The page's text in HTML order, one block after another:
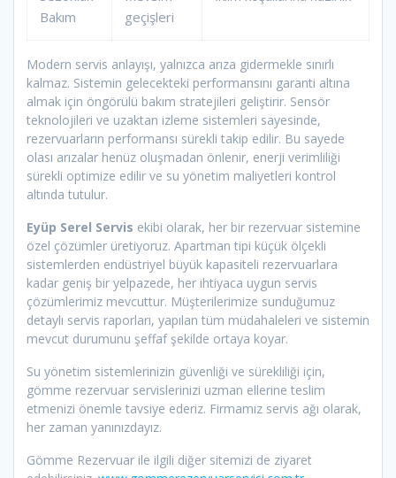
Bakım
geçişleri
Modern servis anlayışı, yalnızca arıza gidermekle sınırlı
kalmaz. Sistemin gelecekteki performansını garanti altına
almak için öngörülü bakım stratejileri geliştirir. Sensör
teknolojileri ve uzaktan izleme sistemleri sayesinde,
rezervuarların performansı sürekli takip edilir. Bu sayede
olası arızalar henüz oluşmadan önlenir, enerji verimliliği
sürekli optimize edilir ve su yönetim maliyetleri kontrol
altında tutulur.
Eyüp Serel Servis ekibi olarak, her bir rezervuar sistemine
özel çözümler üretiyoruz. Apartman tipi küçük ölçekli
sistemlerden endüstriyel büyük kapasiteli rezervuarlara
kadar geniş bir yelpazede, her ihtiyaca uygun servis
çözümlerimiz mevcuttur. Müşterilerimize sunduğumuz
detaylı servis raporları, yapılan tüm müdahaleleri ve sistemin
mevcut durumunu şeffaf şekilde ortaya koyar.
Su yönetim sistemlerinizin güvenliği ve sürekliliği için,
gömme rezervuar servislerinizi uzman ellerine teslim
etmenizi önemle tavsiye ederiz. Firmamız servis ağı olarak,
her zaman yanınızdayız.
Gömme Rezervuar ile ilgili diğer sitemizi de ziyaret